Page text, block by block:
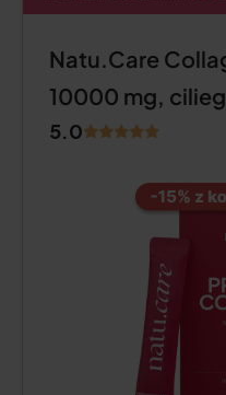
Natu.Care
10000 mg,
5.0